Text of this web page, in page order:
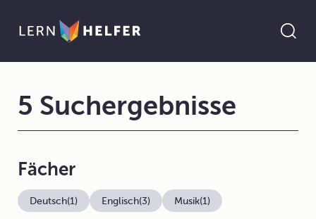
5 Suchergebnisse
Fächer
Deutsch(1) Englisch(3) Musik(1)